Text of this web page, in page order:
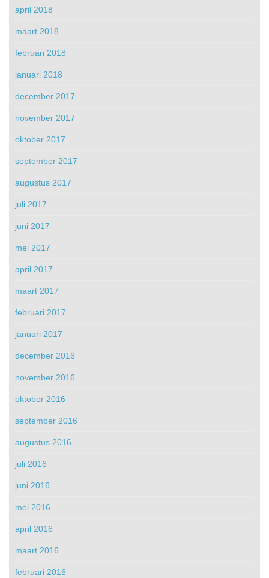
april 2018
maart 2018
februari 2018
januari 2018
december 2017
november 2017
oktober 2017
september 2017
augustus 2017
juli 2017
juni 2017
mei 2017
april 2017
maart 2017
februari 2017
januari 2017
december 2016
november 2016
oktober 2016
september 2016
augustus 2016
juli 2016
juni 2016
mei 2016
april 2016
maart 2016
februari 2016